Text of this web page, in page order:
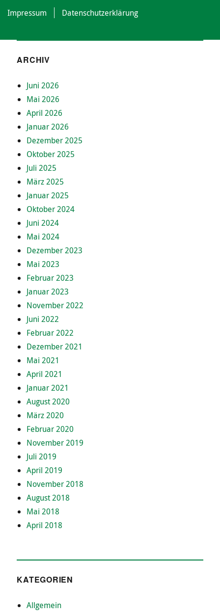
Impressum Datenschutzerklärung
ARCHIV
Juni 2026
Mai 2026
April 2026
Januar 2026
Dezember 2025
Oktober 2025
Juli 2025
März 2025
Januar 2025
Oktober 2024
Juni 2024
Mai 2024
Dezember 2023
Mai 2023
Februar 2023
Januar 2023
November 2022
Juni 2022
Februar 2022
Dezember 2021
Mai 2021
April 2021
Januar 2021
August 2020
März 2020
Februar 2020
November 2019
Juli 2019
April 2019
November 2018
August 2018
Mai 2018
April 2018
KATEGORIEN
Allgemein